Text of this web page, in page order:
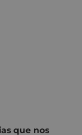
que nos